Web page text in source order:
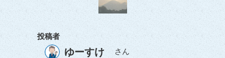
投稿者
ゆーすけ さん